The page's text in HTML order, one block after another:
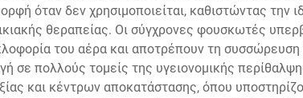
όταν δεν χρησιμοποιείται, καθιστώντας την
θεραπείας. Οι σύγχρονες φουσκωτές
του αέρα και αποτρέπουν τη
σε πολλούς τομείς της υγειονομικής
και κέντρων αποκατάστασης, όπου